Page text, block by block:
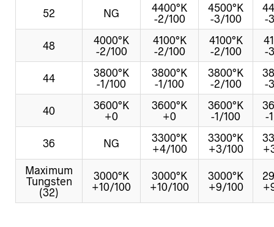
52
NG
4400°K
-2/100
4500°K
-3/100
-
48
4000°K
-2/100
4100°K
-2/100
4100°K
-2/100
-
44
3800°K
-1/100
3800°K
-1/100
3800°K
-2/100
-
40
3600°K
+0
3600°K
+0
3600°K
-1/100
-
36
NG
3300°K
+4/100
3300°K
+3/100
Maximum
Tungsten
(32)
3000°K
+10/100
3000°K
+10/100
3000°K
+9/100